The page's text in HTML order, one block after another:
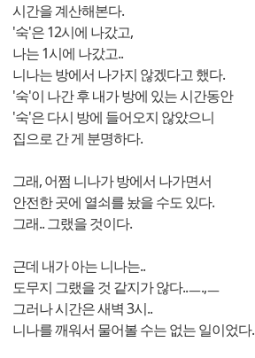
시간을 계산해본다.
'숙'은 12시에 나갔고,
나는 1시에 나갔고..
니나는 방에서 나가지 않겠다고 했다.
'숙'이 나간 후 내가 방에 있는 시간동안
'숙'은 다시 방에 들어오지 않았으니
집으로 간 게 분명하다.
그래, 어쩜 니나가 방에서 나가면서
안전한 곳에 열쇠를 놨을 수도 있다.
그래.. 그랬을 것이다.
근데 내가 아는 니나는..
도무지 그랬을 것 같지가 않다..ㅡ.,ㅡ
그러나 시간은 새벽 3시..
니나를 깨워서 물어볼 수는 없는 일이었다.